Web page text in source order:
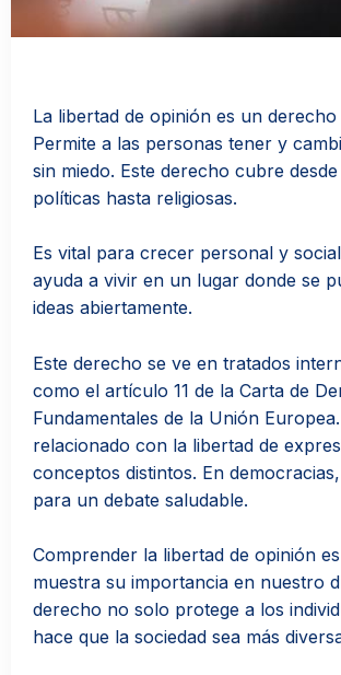
La libertad de opinión es un derecho
Permite a las personas tener y
sin miedo. Este derecho cubre
políticas hasta religiosas.
Es vital para crecer personal y
ayuda a vivir en un lugar donde se
ideas abiertamente.
Este derecho se ve en tratados
como el artículo 11 de la Carta de
Fundamentales de la Unión
relacionado con la libertad de
conceptos distintos. En
para un debate saludable.
Comprender la libertad de opinión
muestra su importancia en nuestro
derecho no solo protege a los
hace que la sociedad sea más